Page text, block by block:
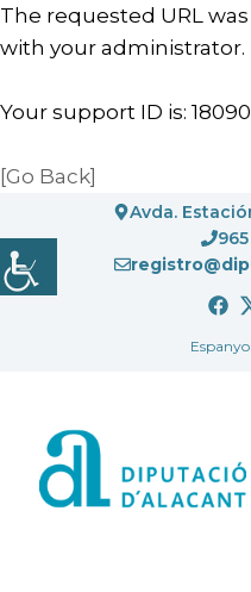
The requested URL
with your administrator.
Your support ID is:
[Go Back]
al
contingut
Avda.
Espanyol